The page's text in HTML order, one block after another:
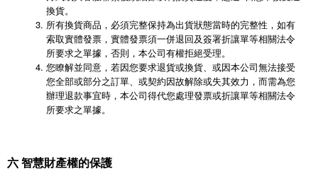
換貨。
所有換貨商品，必須完整保持為出貨狀態當時的完整性，如有
索取實體發票，實體發票須一併退回及簽署折讓單等相關法令
所要求之單據，否則，本公司有權拒絕受理。
您瞭解並同意，若因您要求退貨或換貨、或因本公司無法接受
您全部或部分之訂單、或契約因故解除或失其效力，而需為您
辦理退款事宜時，本公司得代您處理發票或折讓單等相關法令
所要求之單據。
六 智慧財產權的保護